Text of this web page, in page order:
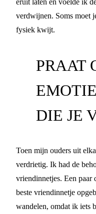
verdwijnen. Soms moet
fysiek kwijt.
PRAAT
DIE JE
Toen mijn ouders uit
verdrietig. Ik had de
vriendinnetjes. Een paar
beste vriendinnetje
wandelen, omdat ik iets